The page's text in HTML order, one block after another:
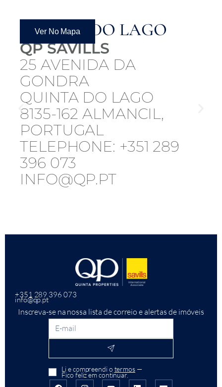
QUINTA DO LAGO
QP SAVILLS
25 AVENIDA DA
GONDRA
QUINTA DO LAGO
8135-162 ALMANCIL,
PORTUGAL
TELEPHONE: +351 289
396 073
INFO@QP.PT
Ver No Mapa
+351 289 396 073
info@qp.pt
Inscreva-se na nossa lista de correio e alertas de imóveis
Li e compreendi o termos—
Fico feliz em continuar.